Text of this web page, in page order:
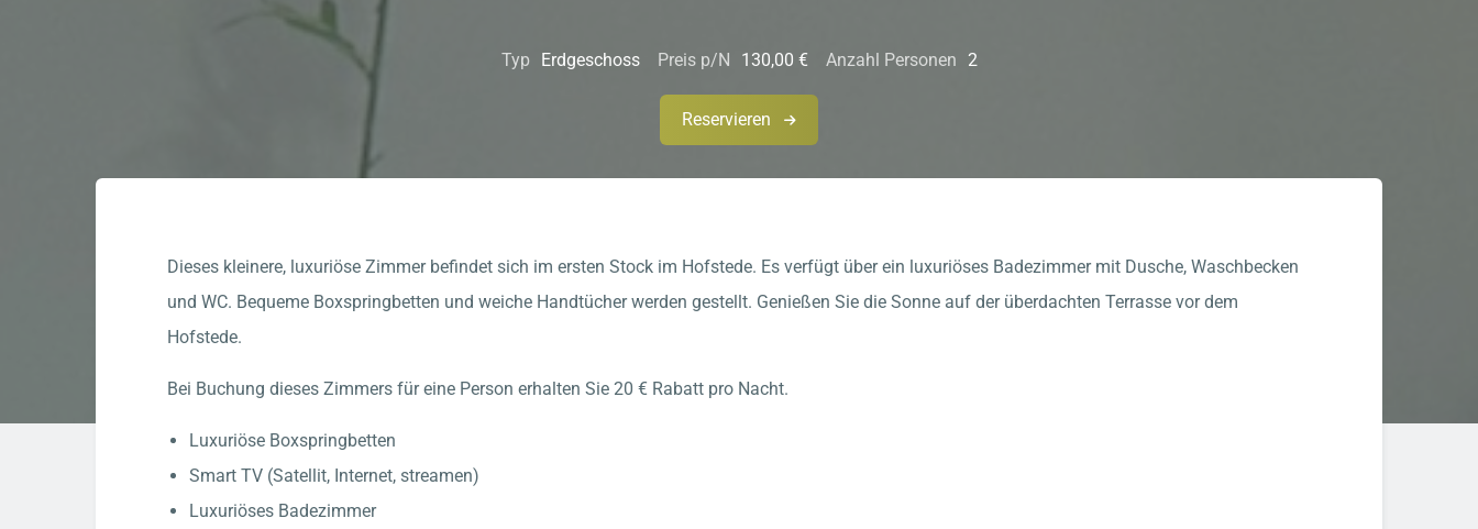
Typ Erdgeschoss Preis p/N 130,00 € Anzahl Personen 2
Reservieren
Dieses kleinere, luxuriöse Zimmer befindet sich im ersten Stock im Hofstede. Es verfügt über ein luxuriöses Badezimmer mit Dusche, Waschbecken
und WC. Bequeme Boxspringbetten und weiche Handtücher werden gestellt. Genießen Sie die Sonne auf der überdachten Terrasse vor dem
Hofstede.
Bei Buchung dieses Zimmers für eine Person erhalten Sie 20 € Rabatt pro Nacht.
Luxuriöse Boxspringbetten
Smart TV (Satellit, Internet, streamen)
Luxuriöses Badezimmer